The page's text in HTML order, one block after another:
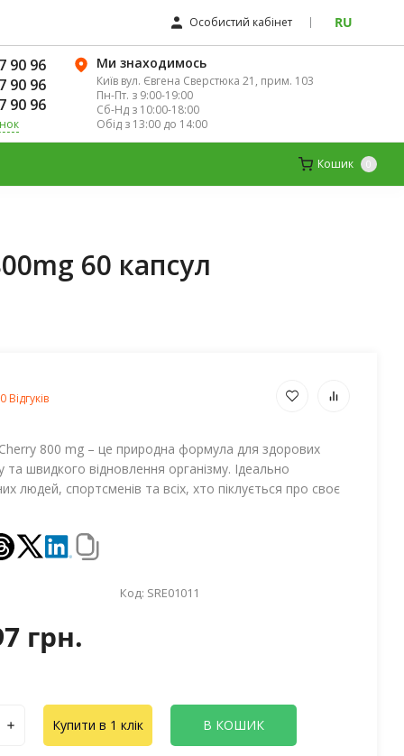
Особистий кабінет RU
90 96
90 96
90 96
Ми знаходимось
Київ вул. Євгена Сверстюка 21, прим. 103
Пн-Пт. з 9:00-19:00
Сб-Нд з 10:00-18:00
Обід з 13:00 до 14:00
Кошик 0
60 капсул
0 Відгуків
800 mg – це природна формула для здорових
та швидкого відновлення організму. Ідеально
людей, спортсменів та всіх, хто піклується про своє
Код: SRE01011
грн.
Купити в 1 клік В КОШИК